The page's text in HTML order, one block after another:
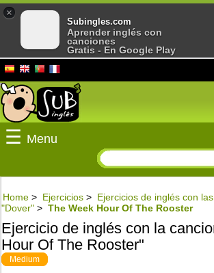
☰ Menu
Home > Ejercicios > Ejercicios de inglés con
"Dover" > The Week Hour Of The Rooster
Ejercicio de inglés con la
Hour Of The Rooster"
Medium
×
Subingles.com
Aprender inglés con
canciones
Gratis - En Google Play